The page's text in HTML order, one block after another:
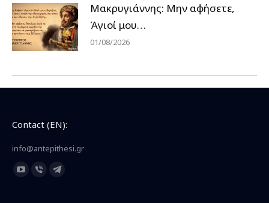
Μακρυγιάννης: Μην αφήσετε,
Άγιοί μου…
01/08/2026
Contact (EN):
info@antepithesi.gr
Find us on:
YouTubeViberTelegram